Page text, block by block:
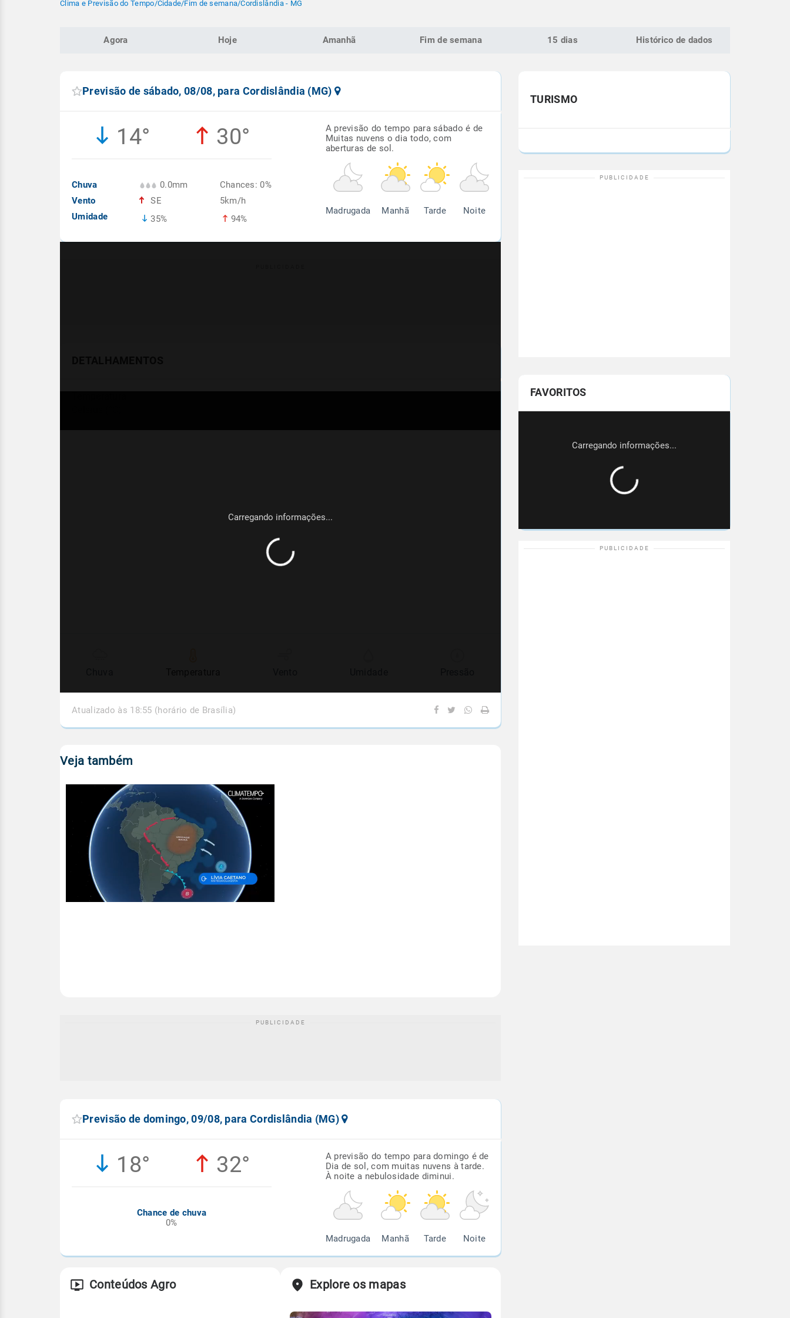
Clima e Previsão do Tempo/Cidade/Fim de semana/Cordislândia - MG
Agora Hoje Amanhã Fim de semana 15 dias Histórico de dados
Previsão de sábado, 08/08, para Cordislândia (MG)
14° 30°
Chuva
Vento
Umidade
0.0mm
SE
35%
Chances: 0%
5km/h
94%
A previsão do tempo para sábado é de
Muitas nuvens o dia todo, com
aberturas de sol.
Madrugada Manhã Tarde Noite
Atualizado às 18:55 (horário de Brasília)
Veja também
Previsão de domingo, 09/08, para Cordislândia (MG)
18° 32°
Chance de chuva
0%
A previsão do tempo para domingo é de
Dia de sol, com muitas nuvens à tarde.
À noite a nebulosidade diminui.
Madrugada Manhã Tarde Noite
Conteúdos Agro Explore os mapas
TURISMO
FAVORITOS